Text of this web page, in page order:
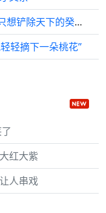
江心白从不计较个人的得失，一心只想铲除天下的癸草，这既是他的使命…
轻摘下一朵桃花”
红大紫
人串戏